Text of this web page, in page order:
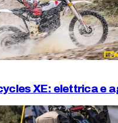
XE: elettrica e